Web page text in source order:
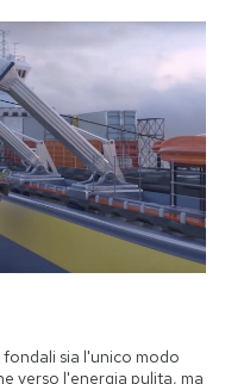
sia l'unico modo
verso l'energia pulita, ma